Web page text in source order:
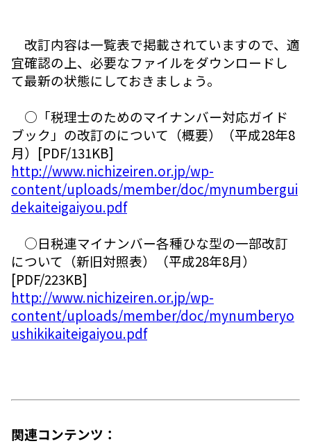
改訂内容は一覧表で掲載されていますので、適
宜確認の上、必要なファイルをダウンロードし
て最新の状態にしておきましょう。
○「税理士のためのマイナンバー対応ガイド
ブック」の改訂のについて（概要）（平成28年8
月）[PDF/131KB]
http://www.nichizeiren.or.jp/wp-
content/uploads/member/doc/mynumbergui
dekaiteigaiyou.pdf
○日税連マイナンバー各種ひな型の一部改訂
について（新旧対照表）（平成28年8月）
[PDF/223KB]
http://www.nichizeiren.or.jp/wp-
content/uploads/member/doc/mynumberyo
ushikikaiteigaiyou.pdf
関連コンテンツ：